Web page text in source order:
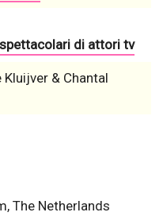
di attori tv
& Chantal
The Netherlands